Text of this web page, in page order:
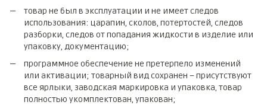
товар не был в эксплуатации и не имеет следов
использования: царапин, сколов, потертостей, следов
разборки, следов от попадания жидкости в изделие или
упаковку, документацию;
программное обеспечение не претерпело изменений
или активации; товарный вид сохранен – присутствуют
все ярлыки, заводская маркировка и упаковка, товар
полностью укомплектован, упакован;